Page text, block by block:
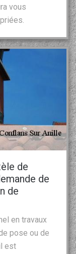
vous
de
de
de
en travaux
pose ou de
est